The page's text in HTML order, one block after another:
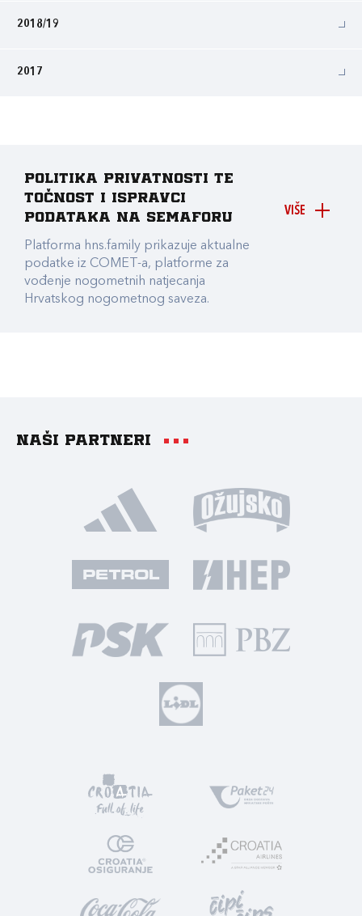
2018/19
2017
VIŠE
Politika privatnosti te
točnost i ispravci
podataka na Semaforu
Platforma hns.family prikazuje aktualne
podatke iz COMET-a, platforme za
vođenje nogometnih natjecanja
Hrvatskog nogometnog saveza.
Naši partneri